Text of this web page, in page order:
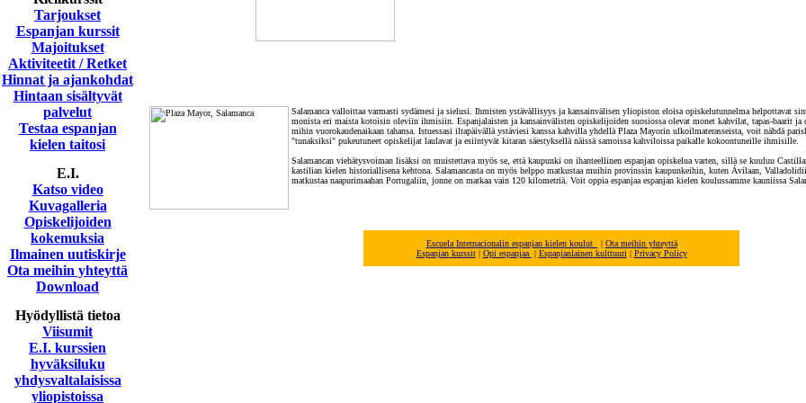
Tarjoukset
Espanjan kurssit
Majoitukset
Aktiviteetit / Retket
Hinnat ja ajankohdat
Hintaan sisältyvät
palvelut
Testaa espanjan
kielen taitosi
E.I.
Katso video
Kuvagalleria
Opiskelijoiden
kokemuksia
Ilmainen uutiskirje
Ota meihin yhteyttä
Download
Hyödyllistä tietoa
Viisumit
E.I. kurssien
hyväksiluku
yhdysvaltalaisissa
yliopistoissa
Salamanca valloittaa varmasti sydämesi ja sielusi. Ihmisten ystävällisyys ja kansainvälisen yliopiston eloisa opiskelutunnelma helpottavat
monista eri maista kotoisin oleviin ihmisiin. Espanjalaisten ja kansainvälisten opiskelijoiden suosiossa olevat monet kahvilat, tapas-baarit ja
mihin vuorokaudenaikaan tahansa. Istuessasi iltapäivällä ystäviesi kanssa kahvilla yhdellä Plaza Mayorin ulkoilmaterasseista, voit nähdä
"tunaksiksi" pukeutuneet opiskelijat laulavat ja esiintyvät kitaran säestyksellä näissä samoissa kahviloissa paikalle kokoontuneille ihmisille.
Salamancan viehätysvoiman lisäksi on muistettava myös se, että kaupunki on ihanteellinen espanjan opiskelua varten, sillä se kuuluu
kastilian kielen historiallisena kehtona. Salamancasta on myös helppo matkustaa muihin provinssin kaupunkeihin, kuten Ávilaan,
matkustaa naapurimaahan Portugaliin, jonne on matkaa vain 120 kilometriä. Voit oppia espanjaa espanjan kielen koulussamme kauniissa
Escuela Internacionalin espanjan kielen koulut | Ota meihin yhteyttä
Espanjankurssit| Opi espanjaa | Espanjanlainenkulttuuri | Privacy Policy